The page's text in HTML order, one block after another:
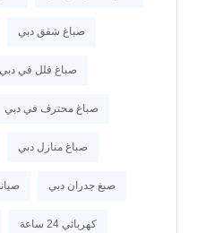
صباغ شقق دبي
صباغ فلل في دبي
صباغ محترف في دبي
صباغ منازل دبي
صبغ جدران دبي
كهربائي 24 ساعة